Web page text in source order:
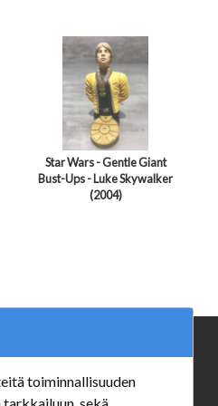
Star Wars - Gentle Giant
Bust-Ups - Luke Skywalker
(2004)
toiminnallisuuden